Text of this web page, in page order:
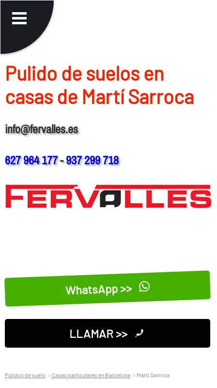
Pulido de suelos en
casas de Martí Sarroca
info@fervalles.es
627 964 177-937 299 718
WhatsApp >>
LLAMAR >>
Pulidos de suelo Casas particulares en Barcelona Martí Sarroca